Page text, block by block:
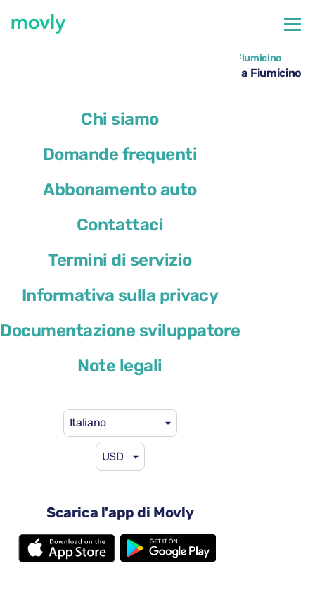
Chi siamo
Domande frequenti
Abbonamento auto
Contattaci
Termini di servizio
Informativa sulla privacy
Documentazione sviluppatore
Note legali
Italiano
USD
Scarica l'app di Movly
Tutte le auto disponibili all'aeroporto di Roma Fiumicino
Noleggio BMW 1 Series all’aeroporto di Roma Fiumicino
BMW 1 Series
Cambio automatico
5 sedili
2 valigie grandi